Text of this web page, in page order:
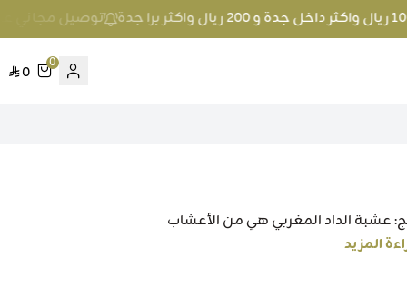
توصيل مجاني عند الطلب بمبلغ 100 ريال
0
0
- 50 جرام وصف المنتج: عشبة الداد المغربي هي من الأعشاب
المزيد